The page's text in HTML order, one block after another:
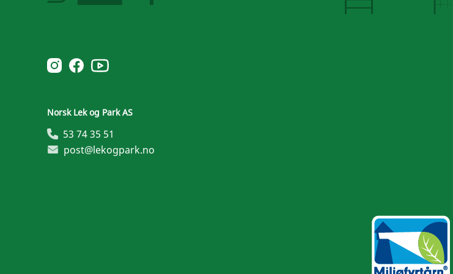
Norsk Leg & Park instagram
Norsk Leg & Park facebook
Norsk Leg & Park youtube
Norsk Lek og Park AS
53 74 35 51
post@lekogpark.no